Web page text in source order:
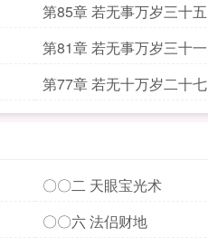
第85章 若无事万岁三十五
第81章 若无事万岁三十一
第77章 若无十万岁二十七
〇〇二 天眼宝光术
〇〇六 法侣财地